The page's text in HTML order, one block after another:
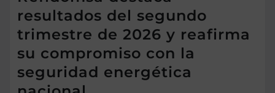
resultados del segundo
trimestre de 2026 y reafirma
su compromiso con la
seguridad energética